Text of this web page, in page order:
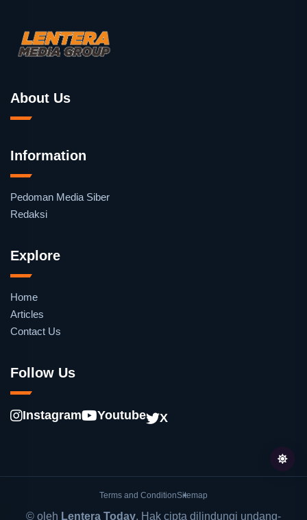
About Us
Information
Pedoman Media Siber
Redaksi
Explore
Home
Articles
Contact Us
Follow Us
Instagram Youtube X
Terms and ConditionSitemap
© oleh Lentera Today. Hak cipta dilindungi undang-